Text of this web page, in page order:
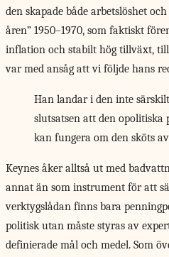
den skapade både arbetslöshet
åren” 1950–1970, som faktiskt
inflation och stabilt hög tillväxt,
var med ansåg att vi följde hans
Han landar i den inte
slutsatsen att den opolitiska
kan fungera om den sköts
Keynes åker alltså ut med
annat än som instrument för att
verktygslådan finns bara
politisk utan måste styras av
definierade mål och medel. Som